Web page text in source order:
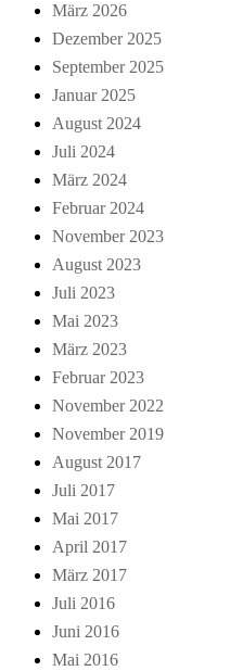
März 2026
Dezember 2025
September 2025
Januar 2025
August 2024
Juli 2024
März 2024
Februar 2024
November 2023
August 2023
Juli 2023
Mai 2023
März 2023
Februar 2023
November 2022
November 2019
August 2017
Juli 2017
Mai 2017
April 2017
März 2017
Juli 2016
Juni 2016
Mai 2016